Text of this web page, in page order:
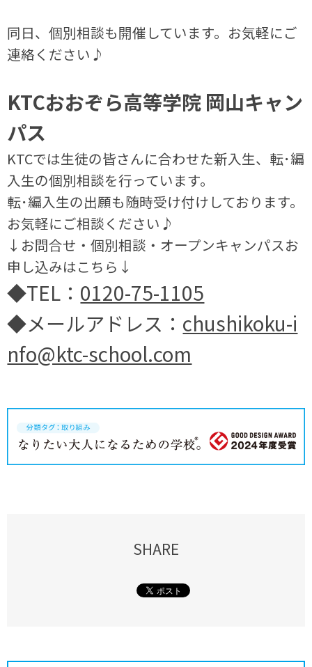
同日、個別相談も開催しています。お気軽にご
連絡ください♪
KTCおおぞら高等学院 岡山キャン
パス
KTCでは生徒の皆さんに合わせた新入生、転･編
入生の個別相談を行っています。
転･編入生の出願も随時受け付けしております。
お気軽にご相談ください♪
↓お問合せ・個別相談・オープンキャンパスお
申し込みはこちら↓
◆TEL： 0120-75-1105
◆メールアドレス： chushikoku-i
nfo@ktc-school.com
SHARE